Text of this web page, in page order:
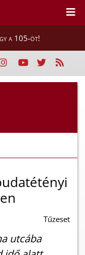
a 105-öt!
Tűzeset
utcába